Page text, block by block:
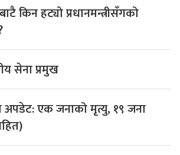
किन हट्यो प्रधानमन्त्रीसँगको
सेना प्रमुख
अपडेट: एक जनाको मृत्यु, १९ जना